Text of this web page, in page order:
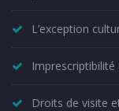
L’exception
Droits de visite